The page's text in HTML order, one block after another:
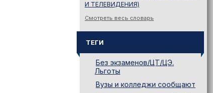
И ТЕЛЕВИДЕНИЯ)
Смотреть весь словарь
ТЕГИ
Без экзаменов/ЦТ/ЦЭ.
Льготы
Вузы и колледжи сообщают